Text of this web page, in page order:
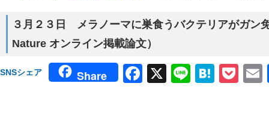
３月２３日 メラノーマに巣食うバクテリアがガン
Nature オンライン掲載論文）
SNSシェア Share Facebook
X Line